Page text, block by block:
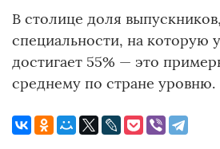
В столице доля
специальности, на которую
достигает 55% — это
среднему по стране уровню.